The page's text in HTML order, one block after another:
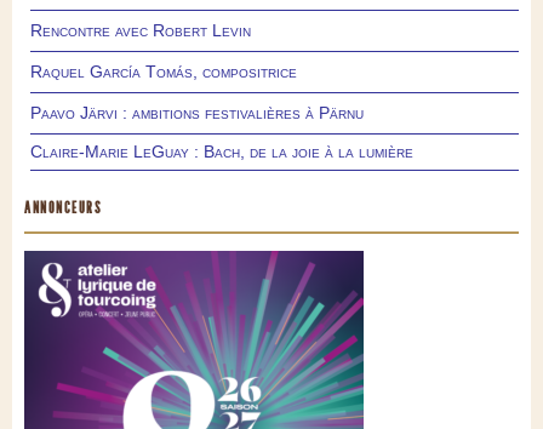
Rencontre avec Robert Levin
Raquel García Tomás, compositrice
Paavo Järvi : ambitions festivalières à Pärnu
Claire-Marie LeGuay : Bach, de la joie à la lumière
ANNONCEURS